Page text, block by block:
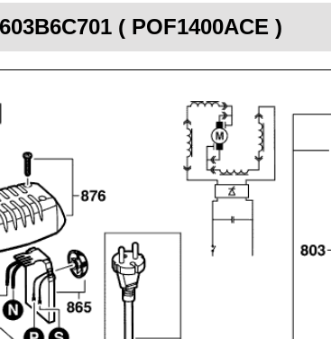
( POF1400ACE )